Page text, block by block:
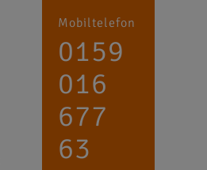
Mobiltelefon
0159
016
677
63